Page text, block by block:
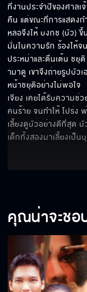
ที่งานประจำปีของศาล
คืน แต่ขณะที่การแสดงก
หลอจึงให้ บงกช (บัว) ขึ้
มั่นในความรัก ร้องไห้
ประหม่าและตื่นเต้น ช
ามาดู เขาจึงถ่ายรูปบัว
หน้าชยุติอย่างไม่พอใจ
เจียง เคยได้รับความช่
คนร้าย จนทำให้ โปร่ง
เลี้ยงดูบัวอย่างดีที่สุด บั
เด็กทั้งสองมาเลี้ยงเป็
คุณน่าจะชอ